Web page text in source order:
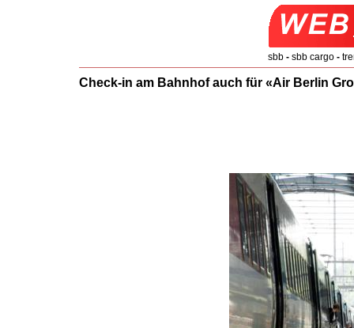
sbb - sbb cargo -
Check-in am Bahnhof auch für «Air Berlin